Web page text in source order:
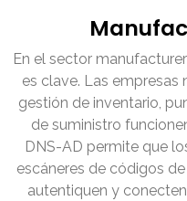
En el sector
es clave. Las empresas
gestión de inventario,
de suministro
DNS-AD permite que
escáneres de códigos
autentiquen y